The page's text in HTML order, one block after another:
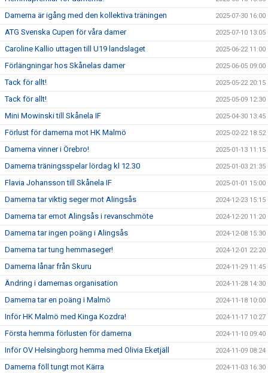
Damerna är igång med den kollektiva träningen 2025-07-30 16:00
ATG Svenska Cupen för våra damer 2025-07-10 13:05
Caroline Kallio uttagen till U19 landslaget 2025-06-22 11:00
Förlängningar hos Skånelas damer 2025-06-05 09:00
Tack för allt! 2025-05-22 20:15
Tack för allt! 2025-05-09 12:30
Mini Mowinski till Skånela IF 2025-04-30 13:45
Förlust för damerna mot HK Malmö 2025-02-22 18:52
Damerna vinner i Örebro! 2025-01-13 11:15
Damerna träningsspelar lördag kl 12.30 2025-01-03 21:35
Flavia Johansson till Skånela IF 2025-01-01 15:00
Damerna tar viktig seger mot Alingsås 2024-12-23 15:15
Damerna tar emot Alingsås i revanschmöte 2024-12-20 11:20
Damerna tar ingen poäng i Alingsås 2024-12-08 15:30
Damerna tar tung hemmaseger! 2024-12-01 22:20
Damerna lånar från Skuru 2024-11-29 11:45
Ändring i damernas organisation 2024-11-28 14:30
Damerna tar en poäng i Malmö 2024-11-18 10:00
Inför HK Malmö med Kinga Kozdra! 2024-11-17 10:27
Första hemma förlusten för damerna 2024-11-10 09:40
Inför OV Helsingborg hemma med Olivia Eketjäll 2024-11-09 08:24
Damerna föll tungt mot Kärra 2024-11-03 16:30